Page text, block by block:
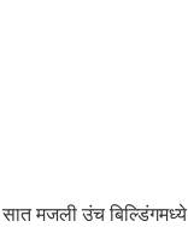
मजली उंच बिल्डिंगमध्ये